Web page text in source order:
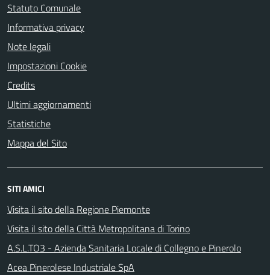
Statuto Comunale
Informativa privacy
Note legali
Impostazioni Cookie
Credits
Ultimi aggiornamenti
Statistiche
Mappa del Sito
SITI AMICI
Visita il sito della Regione Piemonte
Visita il sito della Città Metropolitana di Torino
A.S.L.TO3 - Azienda Sanitaria Locale di Collegno e Pinerolo
Acea Pinerolese Industriale SpA